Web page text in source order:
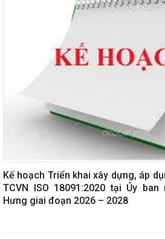
Kế hoạch Triển khai xây dựng, áp
TCVN ISO 18091:2020 tại Ủy
Hưng giai đoạn 2026 – 2028